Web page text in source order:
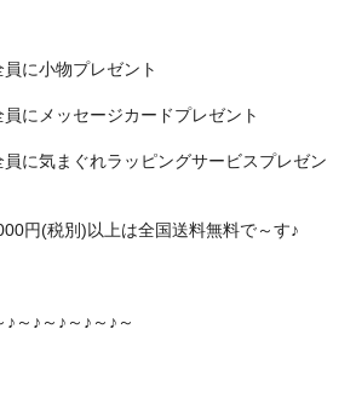
に小物プレゼント
にメッセージカードプレゼント
に気まぐれラッピングサービスプレゼン
円(税別)以上は全国送料無料で～す♪
♪～♪～♪～♪～♪～